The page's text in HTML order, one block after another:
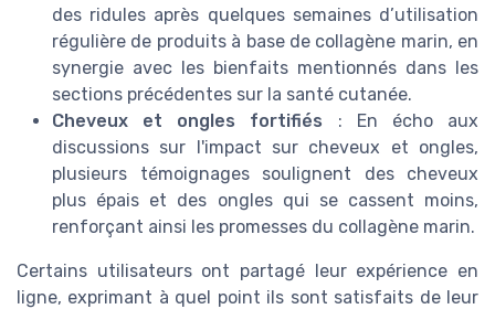
des ridules après quelques semaines d’utilisation
régulière de produits à base de collagène marin, en
synergie avec les bienfaits mentionnés dans les
sections précédentes sur la santé cutanée.
Cheveux et ongles fortifiés : En écho aux
discussions sur l'impact sur cheveux et ongles,
plusieurs témoignages soulignent des cheveux
plus épais et des ongles qui se cassent moins,
renforçant ainsi les promesses du collagène marin.
Certains utilisateurs ont partagé leur expérience en
ligne, exprimant à quel point ils sont satisfaits de leur